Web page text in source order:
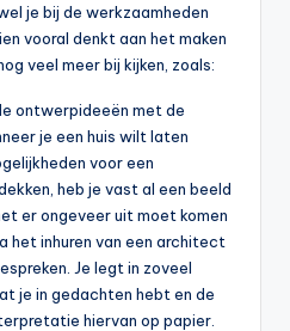
je bij de werkzaamheden
vooral denkt aan het maken
veel meer bij kijken, zoals:
ontwerpideeën met de
je een huis wilt laten
voor een
heb je vast al een beeld
er ongeveer uit moet komen
het inhuren van een architect
Je legt in zoveel
je in gedachten hebt en de
hiervan op papier.